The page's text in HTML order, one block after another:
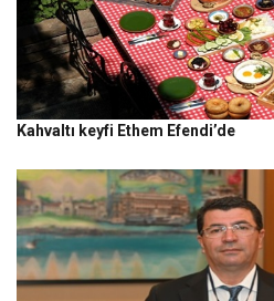
Kahvaltı keyfi Ethem Efendi’de